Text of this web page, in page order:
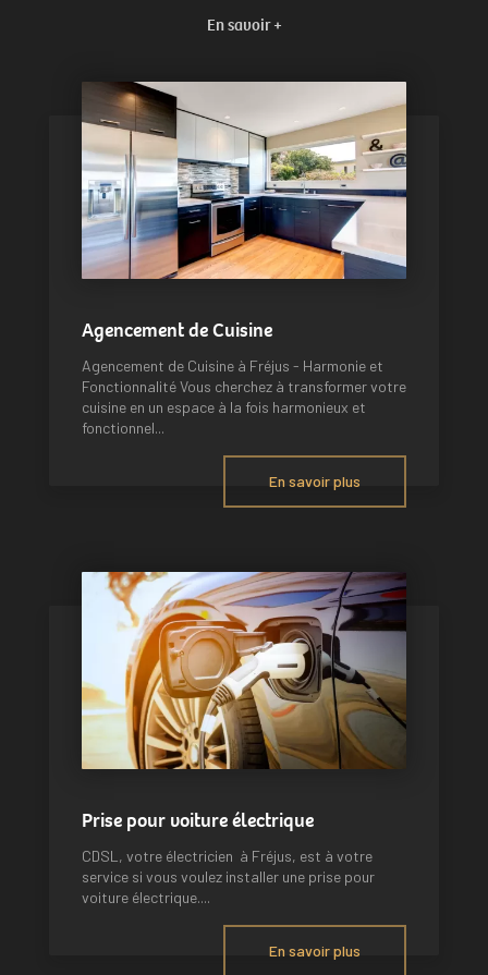
En savoir +
Agencement de Cuisine
Agencement de Cuisine à Fréjus - Harmonie et
Fonctionnalité Vous cherchez à transformer votre
cuisine en un espace à la fois harmonieux et
fonctionnel...
En savoir plus
Prise pour voiture électrique
CDSL, votre électricien à Fréjus, est à votre
service si vous voulez installer une prise pour
voiture électrique....
En savoir plus